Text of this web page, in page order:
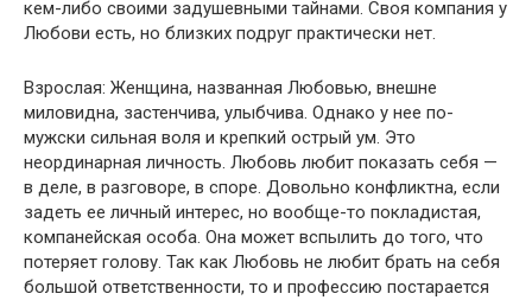
кем-либо своими задушевными тайнами. Своя компания у
Любови есть, но близких подруг практически нет.
Взрослая: Женщина, названная Любовью, внешне
миловидна, застенчива, улыбчива. Однако у нее по-
мужски сильная воля и крепкий острый ум. Это
неординарная личность. Любовь любит показать себя —
в деле, в разговоре, в споре. Довольно конфликтна, если
задеть ее личный интерес, но вообще-то покладистая,
компанейская особа. Она может вспылить до того, что
потеряет голову. Так как Любовь не любит брать на себя
большой ответственности, то и профессию постарается